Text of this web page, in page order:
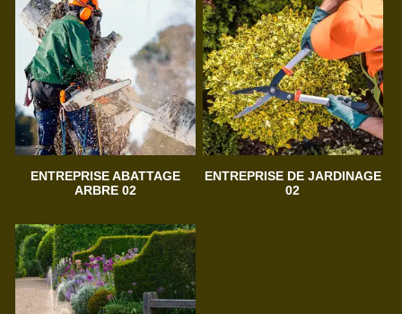
ENTREPRISE ABATTAGE
ARBRE 02
ENTREPRISE DE JARDINAGE
02